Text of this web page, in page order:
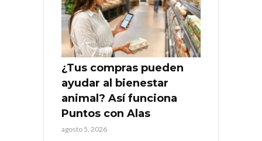
¿Tus compras pueden
ayudar al bienestar
animal? Así funciona
Puntos con Alas
agosto 5, 2026